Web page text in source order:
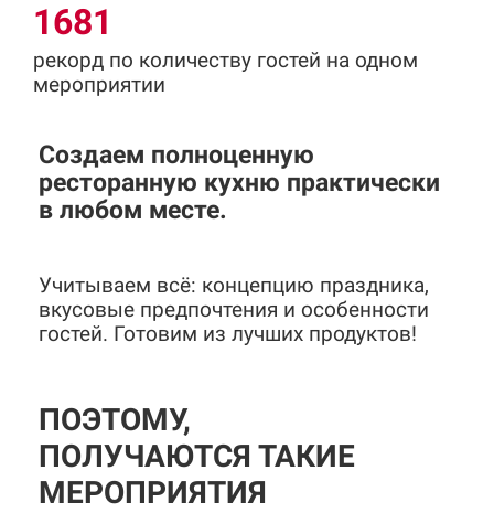
1681
рекорд по количеству гостей на одном
мероприятии
Создаем полноценную
ресторанную кухню практически
в любом месте.
Учитываем всё: концепцию праздника,
вкусовые предпочтения и особенности
гостей. Готовим из лучших продуктов!
ПОЭТОМУ,
ПОЛУЧАЮТСЯ ТАКИЕ
МЕРОПРИЯТИЯ